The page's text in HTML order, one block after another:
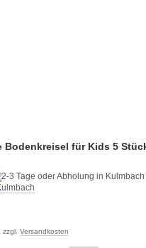
Bodenkreisel für Kids 5
zzgl. Versandkosten